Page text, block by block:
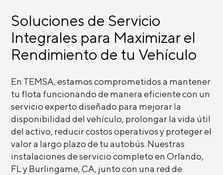
Soluciones de Servicio
Integrales para Maximizar el
Rendimiento de tu Vehículo
En TEMSA, estamos comprometidos a mantener
tu flota funcionando de manera eficiente con un
servicio experto diseñado para mejorar la
disponibilidad del vehículo, prolongar la vida útil
del activo, reducir costos operativos y proteger el
valor a largo plazo de tu autobús. Nuestras
instalaciones de servicio completo en Orlando,
FL y Burlingame, CA, junto con una red de